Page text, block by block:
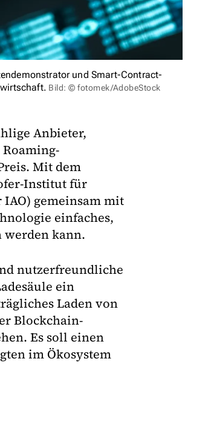
und Smart-Contract-
Bild: © fotomek/AdobeStock
Anbieter,
Mit dem
Institut für
gemeinsam mit
einfaches,
werden kann.
nutzerfreundliche
ein
Laden von
Blockchain-
Es soll einen
im Ökosystem